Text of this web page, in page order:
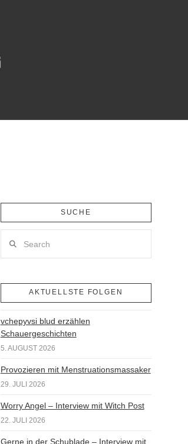
SUCHE
AKTUELLSTE FOLGEN
vchepyvsi blud erzählen
Schauergeschichten
5. AUGUST 2026
Provozieren mit Menstruationsmassaker
29. JULI 2026
Worry Angel – Interview mit Witch Post
22. JULI 2026
Gerne in der Schublade – Interview mit